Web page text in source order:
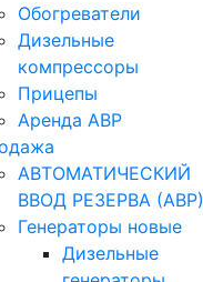
Обогреватели
Дизельные
компрессоры
Прицепы
Аренда АВР
АВТОМАТИЧЕСКИЙ
ВВОД РЕЗЕРВА (АВР)
Генераторы новые
Дизельные